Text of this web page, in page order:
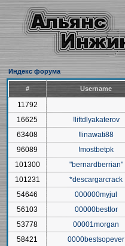
Индекс форума
# Username
11792
16625
!liftdlyakaterov
63408
!linawati88
96089
!mostbetpk
101300
"bernardberrian"
101231
*descargarcrack
54646
000000myjul
56103
00000bestlor
53778
00001morgan
58421
0000bestsopever